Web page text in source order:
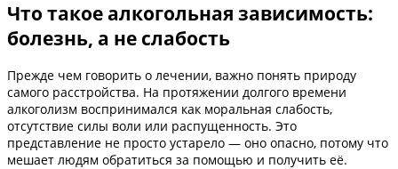
Что такое алкогольная зависимость:
болезнь, а не слабость
Прежде чем говорить о лечении, важно понять природу
самого расстройства. На протяжении долгого времени
алкоголизм воспринимался как моральная слабость,
отсутствие силы воли или распущенность. Это
представление не просто устарело — оно опасно, потому что
мешает людям обратиться за помощью и получить её.